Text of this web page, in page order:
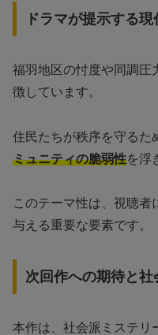
ドラマが提示する
福羽地区の忖度や同調圧
徴しています。
住民たちが秩序を守るた
ミュニティの脆弱性を浮
このテーマ性は、視聴者
与える重要な要素です。
次回作への期待と
本作は、社会派ミステリ